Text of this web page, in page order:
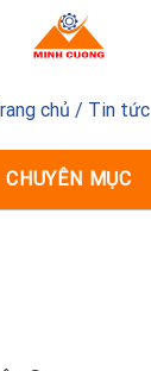
chủ / Tin tức
CHUYÊN MỤC